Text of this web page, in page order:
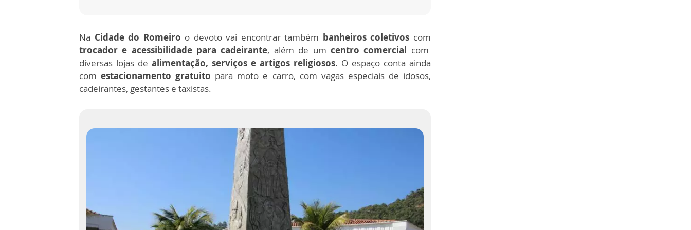
Na Cidade do Romeiro o devoto vai encontrar também banheiros coletivos com
trocador e acessibilidade para cadeirante, além de um centro comercial com
diversas lojas de alimentação, serviços e artigos religiosos. O espaço conta ainda
comestacionamento gratuito para moto e carro, com vagas especiais de idosos,
cadeirantes, gestantes e taxistas.